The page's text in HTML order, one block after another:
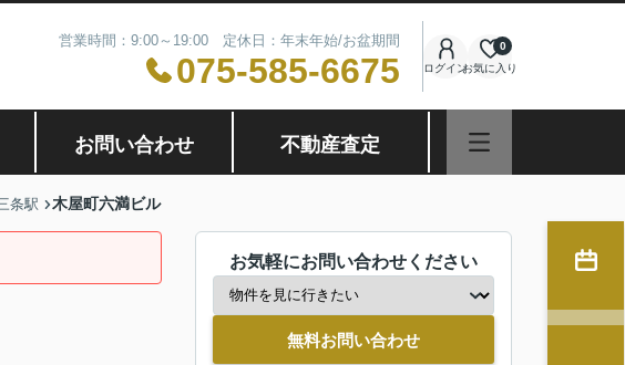
営業時間：9:00～19:00 定休日：年末年始/お盆期間
075-585-6675 ログインお気に入り
0
お問い合わせ 不動産査定
条駅 木屋町六満ビル
お気軽にお問い合わせください
無料お問い合わせ